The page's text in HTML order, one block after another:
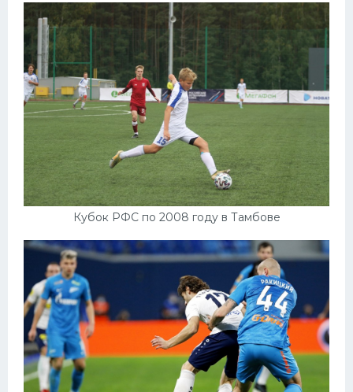
Кубок РФС по 2008 году в Тамбове